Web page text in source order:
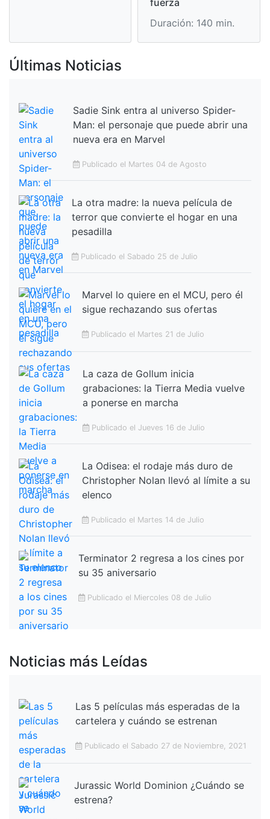
Duración: 140 min.
Últimas Noticias
Sadie Sink entra al universo Spider-
Man: el personaje que puede abrir una
nueva era en Marvel
Publicado el Martes 04 de Agosto
La otra madre: la nueva película de
terror que convierte el hogar en una
pesadilla
Publicado el Sabado 25 de Julio
Marvel lo quiere en el MCU, pero él
sigue rechazando sus ofertas
Publicado el Martes 21 de Julio
La caza de Gollum inicia
grabaciones: la Tierra Media vuelve
a ponerse en marcha
Publicado el Jueves 16 de Julio
La Odisea: el rodaje más duro de
Christopher Nolan llevó al límite a su
elenco
Publicado el Martes 14 de Julio
Terminator 2 regresa a los cines por
su 35 aniversario
Publicado el Miercoles 08 de Julio
Noticias más Leídas
Las 5 películas más esperadas de la
cartelera y cuándo se estrenan
Publicado el Sabado 27 de Noviembre, 2021
Jurassic World Dominion ¿Cuándo se
estrena?